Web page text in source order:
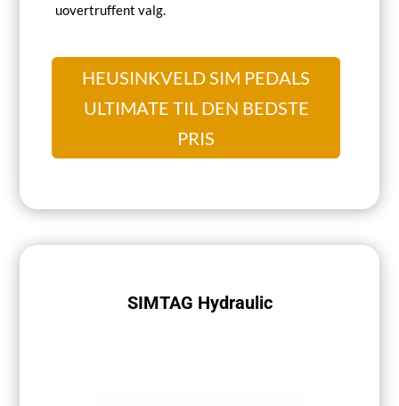
uovertruffent valg.
HEUSINKVELD SIM PEDALS
ULTIMATE TIL DEN BEDSTE
PRIS
SIMTAG Hydraulic